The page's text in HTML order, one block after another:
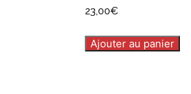
23,00€
Ajouter au panier